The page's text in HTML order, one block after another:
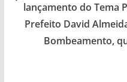
lançamento do Tema
Prefeito David
Bombeamento,